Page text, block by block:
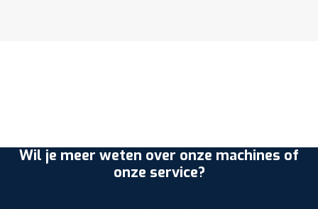
Wil je meer weten over onze machines of
onze service?